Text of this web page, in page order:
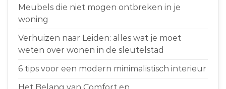
Meubels die niet mogen ontbreken in je
woning
Verhuizen naar Leiden: alles wat je moet
weten over wonen in de sleutelstad
6 tips voor een modern minimalistisch interieur